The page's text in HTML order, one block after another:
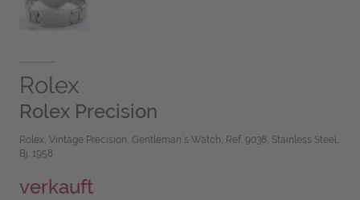
Rolex
Rolex Precision
Rolex, Vintage Precision, Gentleman´s Watch, Ref. 9038, Stainless Steel,
Bj. 1958
verkauft